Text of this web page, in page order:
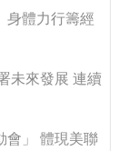
身體力行籌經
未來發展 連續
會」 體現美聯